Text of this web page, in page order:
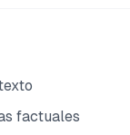
factuales